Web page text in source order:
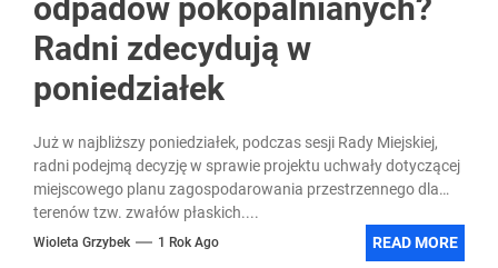
odpadów pokopalnianych?
Radni zdecydują w
poniedziałek
Już w najbliższy poniedziałek, podczas sesji Rady Miejskiej,
radni podejmą decyzję w sprawie projektu uchwały dotyczącej
miejscowego planu zagospodarowania przestrzennego dla
terenów tzw. zwałów płaskich....
Wioleta Grzybek 1 Rok Ago READ MORE